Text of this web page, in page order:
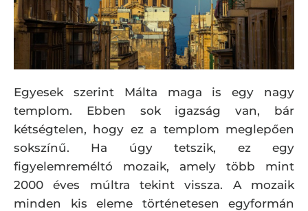
Egyesek szerint Málta maga is egy nagy
templom. Ebben sok igazság van, bár
kétségtelen, hogy ez a templom meglepően
sokszínű. Ha úgy tetszik, ez egy
figyelemreméltó mozaik, amely több mint
2000 éves múltra tekint vissza. A mozaik
minden kis eleme történetesen egyformán